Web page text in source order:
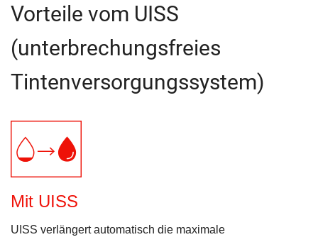
Vorteile vom UISS
(unterbrechungsfreies
Tintenversorgungssystem)
Mit UISS
UISS verlängert automatisch die maximale